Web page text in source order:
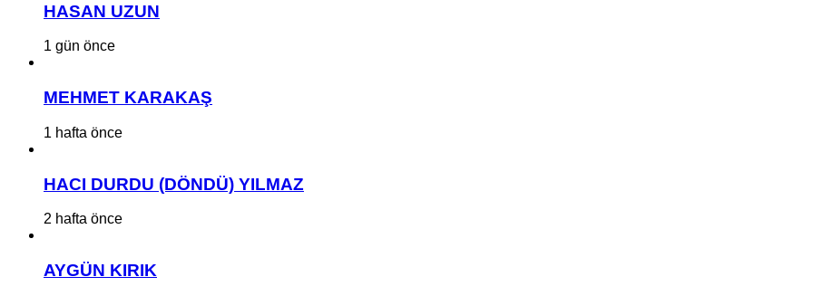
HASAN UZUN
1 gün önce
MEHMET KARAKAŞ
1 hafta önce
HACI DURDU (DÖNDÜ) YILMAZ
2 hafta önce
AYGÜN KIRIK